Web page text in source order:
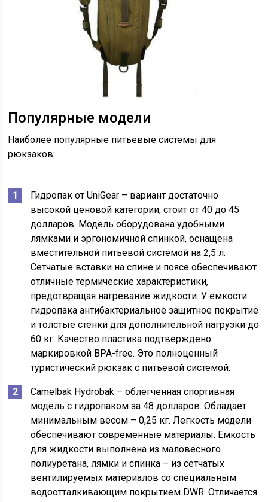
Популярные модели
Наиболее популярные питьевые системы для
рюкзаков:
Гидропак от UniGear – вариант достаточно
высокой ценовой категории, стоит от 40 до 45
долларов. Модель оборудована удобными
лямками и эргономичной спинкой, оснащена
вместительной питьевой системой на 2,5 л.
Сетчатые вставки на спине и поясе обеспечивают
отличные термические характеристики,
предотвращая нагревание жидкости. У емкости
гидропака антибактериальное защитное покрытие
и толстые стенки для дополнительной нагрузки до
60 кг. Качество пластика подтверждено
маркировкой BPA-free. Это полноценный
туристический рюкзак с питьевой системой.
Camelbak Hydrobak – облегченная спортивная
модель с гидропаком за 48 долларов. Обладает
минимальным весом – 0,25 кг. Легкость модели
обеспечивают современные материалы. Емкость
для жидкости выполнена из маловесного
полиуретана, лямки и спинка – из сетчатых
вентилируемых материалов со специальным
водоотталкивающим покрытием DWR. Отличается